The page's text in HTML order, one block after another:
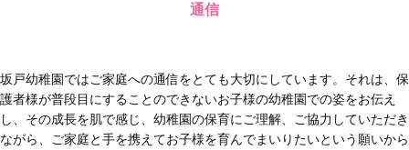
通信
坂戸幼稚園ではご家庭への通信をとても大切にしています。それは、保
護者様が普段目にすることのできないお子様の幼稚園での姿をお伝え
し、その成長を肌で感じ、幼稚園の保育にご理解、ご協力していただき
ながら、ご家庭と手を携えてお子様を育んでまいりたいという願いから